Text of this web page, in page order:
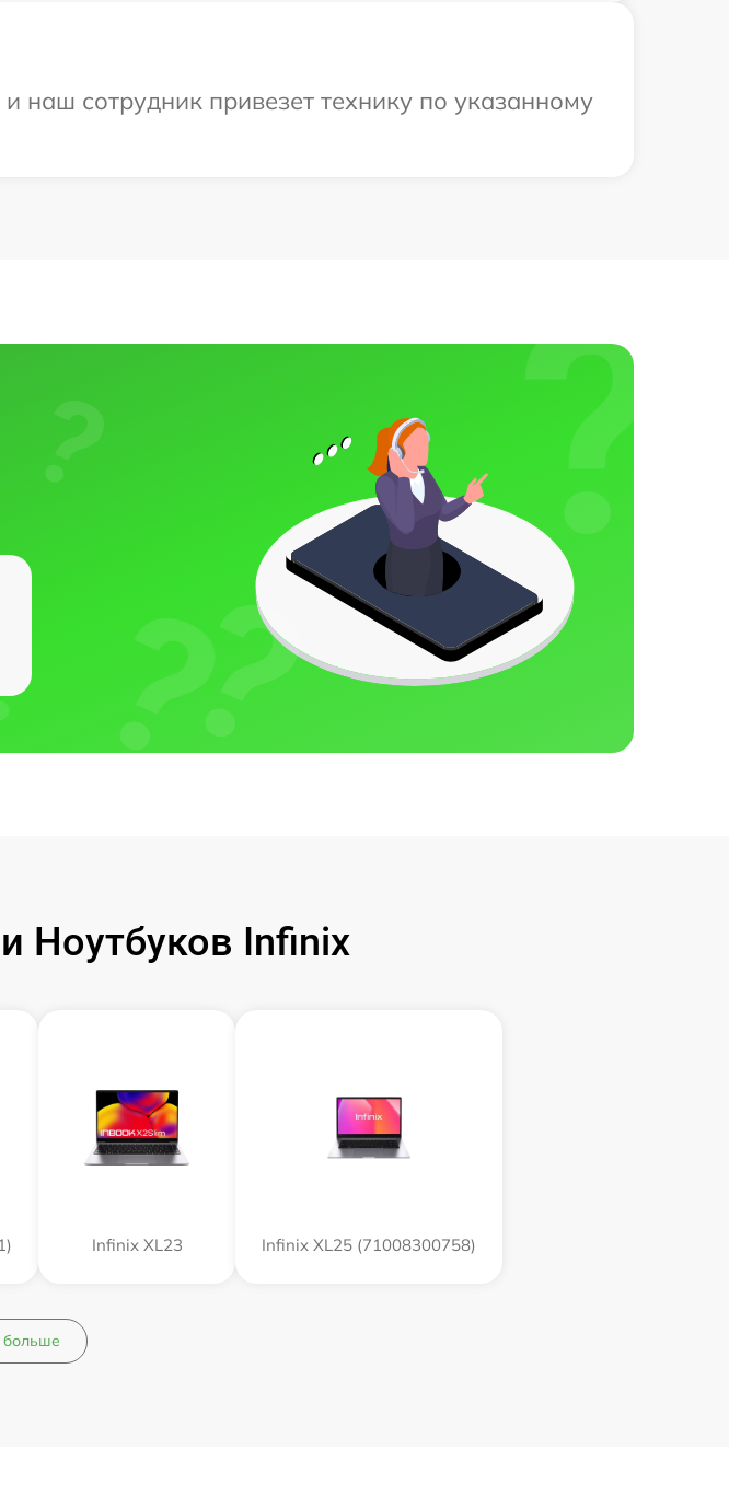
сотрудник привезет технику по указанному
Ноутбуков Infinix
Infinix XL23 Infinix XL25 (71008300758)
больше